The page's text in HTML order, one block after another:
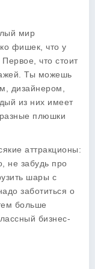
мир
фишек, что у
что стоит
. Ты можешь
дизайнером,
из них имеет
плюшки
аттракционы:
не забудь про
шары с
заботиться о
больше
бизнес-